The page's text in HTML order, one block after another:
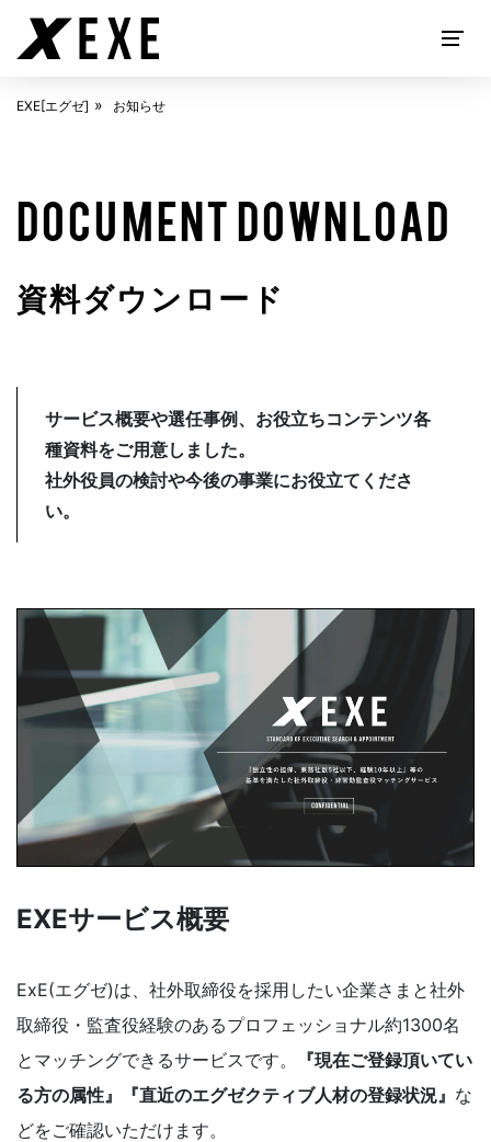
EXECUTIVE SEARCH
ABOUT
SOLUTION
よくある質問
NEWS お知らせ
KNOWLEGE 社外役員コラム
社外役員の選任を依頼する
サービス資料ダウンロード
社外役員への登録を希望される方へ
お電話でも お気軽にご連絡ください。
03-6279-3757
EXE[エグゼ] お知らせ
DOCUMENT DOWNLOAD
資料ダウンロード
サービス概要や選任事例、お役立ちコンテンツ各
種資料をご用意しました。
社外役員の検討や今後の事業にお役立てくださ
い。
EXEサービス概要
ExE(エグゼ)は、社外取締役を採用したい企業さまと社外
取締役・監査役経験のあるプロフェッショナル約1300名
とマッチングできるサービスです。
『現在ご登録頂いてい
る方の属性』『直近のエグゼクティブ人材の登録状況』 な
どをご確認いただけます。